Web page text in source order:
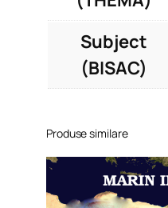
Subject
(BISAC)
Produse similare